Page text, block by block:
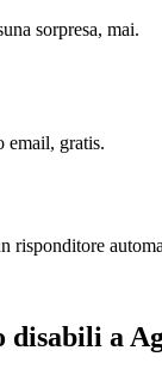
sorpresa, mai.
email, gratis.
risponditore
disabili a